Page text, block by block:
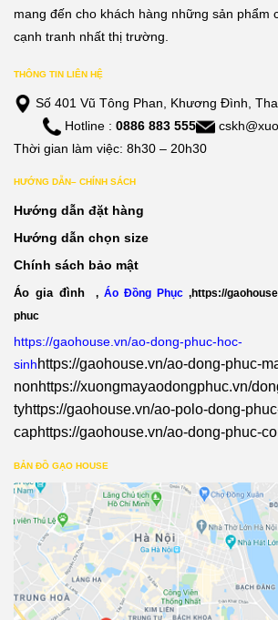
mang đến cho khách hàng những sản phẩm
cạnh tranh nhất thị trường.
THÔNG TIN LIÊN HỆ
Số 401 Vũ Tông Phan, Khương Đình,
Hotline : 0886 883 555
Thời gian làm việc: 8h30 – 20h30
HƯỚNG DẪN– CHÍNH SÁCH
Hướng dẫn đặt hàng
Hướng dẫn chọn size
Chính sách bảo mật
Áo gia đình Áo Đồng Phục
https://
phuc
https://gaohouse.vn/ao-dong-phuc-hoc-
sinhhttps://gaohouse.vn/ao-dong-phuc-
nonhttps://xuongmayaodongphuc.vn/
tyhttps://gaohouse.vn/ao-polo-dong-
caphttps://gaohouse.vn/ao-dong-phuc-
BẢN ĐỒ GẠO HOUSE